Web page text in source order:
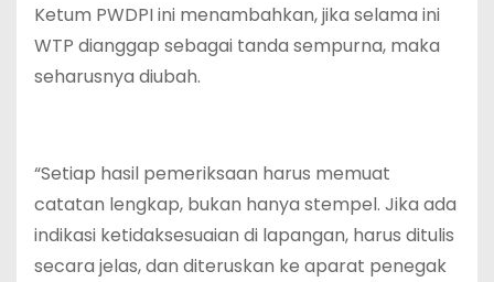
Ketum PWDPI ini menambahkan, jika selama ini
WTP dianggap sebagai tanda sempurna, maka
seharusnya diubah.
“Setiap hasil pemeriksaan harus memuat
catatan lengkap, bukan hanya stempel. Jika ada
indikasi ketidaksesuaian di lapangan, harus ditulis
secara jelas, dan diteruskan ke aparat penegak